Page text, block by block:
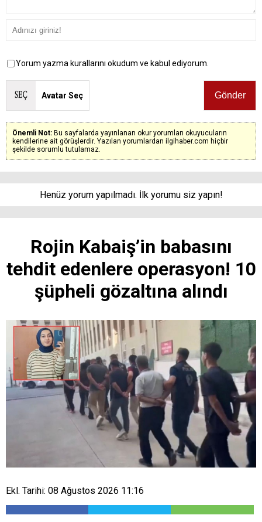
Yorum yazma kurallarını okudum ve kabul ediyorum.
Avatar Seç
Önemli Not: Bu sayfalarda yayınlanan okur yorumları okuyucuların
kendilerine ait görüşlerdir. Yazılan yorumlardan ilgihaber.com hiçbir
şekilde sorumlu tutulamaz.
Henüz yorum yapılmadı. İlk yorumu siz yapın!
Rojin Kabaiş’in babasını
tehdit edenlere operasyon! 10
şüpheli gözaltına alındı
Ekl. Tarihi: 08 Ağustos 2026 11:16